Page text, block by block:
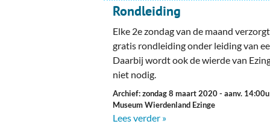
Rondleiding
Elke 2e zondag van de maand
gratis rondleiding onder leiding van
Daarbij wordt ook de wierde van
niet nodig.
Archief: zondag 8 maart 2020- aanv. 14:00u
Museum Wierdenland Ezinge
Lees verder »